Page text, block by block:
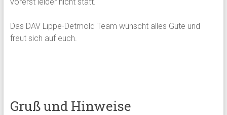
Das DAV Lippe-Detmold Team wünscht alles Gute und
freut sich auf euch.
Gruß und Hinweise